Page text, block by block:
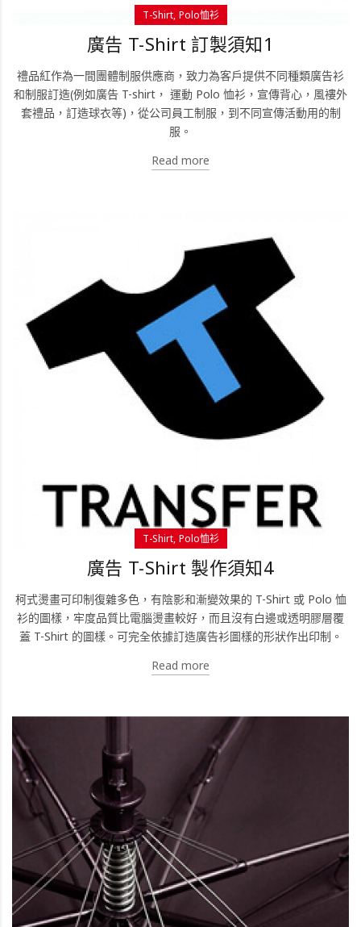
T-Shirt Polo恤衫
廣告 T-Shirt 訂製須知1
禮品紅作為一間團體制服供應商，致力為客戶提供不同種類廣告衫
和制服訂造(例如廣告 T-shirt， 運動 Polo 恤衫，宣傳背心，風褸外
套禮品，訂造球衣等)，從公司員工制服，到不同宣傳活動用的制
服。
Read more
T-Shirt Polo恤衫
廣告 T-Shirt 製作須知4
柯式燙畫可印制復雜多色，有陰影和漸變效果的 T-Shirt 或 Polo 恤
衫的圖樣，牢度品質比電腦燙畫較好，而且沒有白邊或透明膠層覆
蓋 T-Shirt 的圖樣。可完全依據訂造廣告衫圖樣的形狀作出印制。
Read more